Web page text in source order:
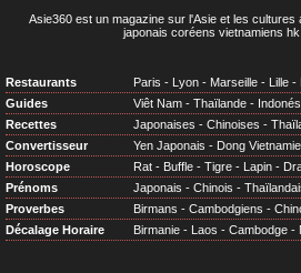
Asie360 est un magazine sur l'Asie et les cultures
japonais coréens vietnamiens
Restaurants Paris - Lyon - Marseille - Lille -
Guides
Viêt Nam - Thaïlande -
Recettes
Japonaises - Chinoises -
Convertisseur
Yen Japonais - Dong
Horoscope
Rat - Buffle - Tigre - Lapin -
Prénoms
Japonais - Chinois -
Proverbes
Birmans - Cambodgiens -
Décalage Horaire
Birmanie - Laos - Cambodge -